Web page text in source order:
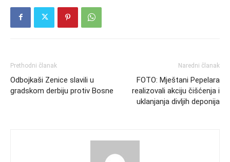
Prethodni članak
Odbojkaši Zenice slavili u
gradskom derbiju protiv Bosne
Naredni članak
FOTO: Mještani Pepelara
realizovali akciju čišćenja i
uklanjanja divljih deponija